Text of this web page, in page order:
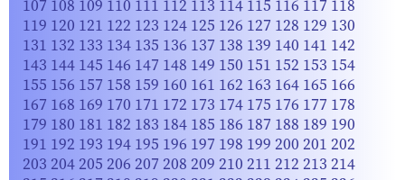
107 108 109 110 111 112 113 114 115 116 117 118
119 120 121 122 123 124 125 126 127 128 129 130
131 132 133 134 135 136 137 138 139 140 141 142
143 144 145 146 147 148 149 150 151 152 153 154
155 156 157 158 159 160 161 162 163 164 165 166
167 168 169 170 171 172 173 174 175 176 177 178
179 180 181 182 183 184 185 186 187 188 189 190
191 192 193 194 195 196 197 198 199 200 201 202
203 204 205 206 207 208 209 210 211 212 213 214